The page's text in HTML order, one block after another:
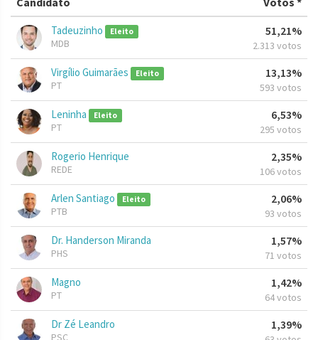
Tadeuzinho Eleito
MDB
51,21%
2.313 votos
Virgílio Guimarães Eleito
PT
13,13%
593 votos
Leninha Eleito
PT
6,53%
295 votos
Rogerio Henrique
REDE
2,35%
106 votos
Arlen Santiago Eleito
PTB
2,06%
93 votos
Dr. Handerson Miranda
PHS
1,57%
71 votos
Magno
PT
1,42%
64 votos
Dr Zé Leandro
PSC
1,39%